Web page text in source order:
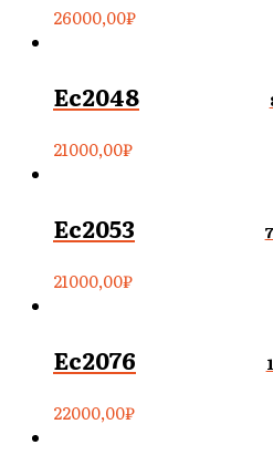
26000,00₽
Ec2048
21000,00₽
Ec2053
21000,00₽
Ec2076
22000,00₽